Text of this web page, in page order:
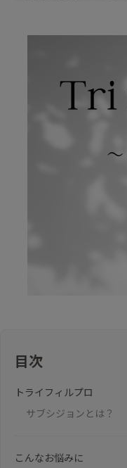
目次
トライフィルプロ
サブシジョンとは？
こんなお悩みに